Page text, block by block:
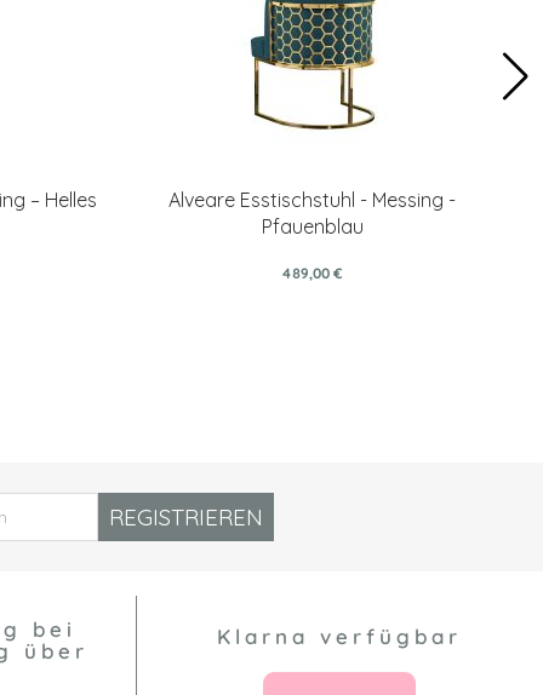
– Helles
Alveare Esstischstuhl - Messing -
Pfauenblau
489,00 €
REGISTRIEREN
bei
über
Klarna verfügbar